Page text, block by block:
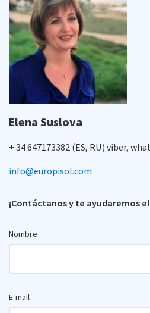
Elena Suslova
+ 34 647173382 (ES, RU) viber,
info@europisol.com
¡Contáctanos y te ayudaremos
Nombre
E-mail